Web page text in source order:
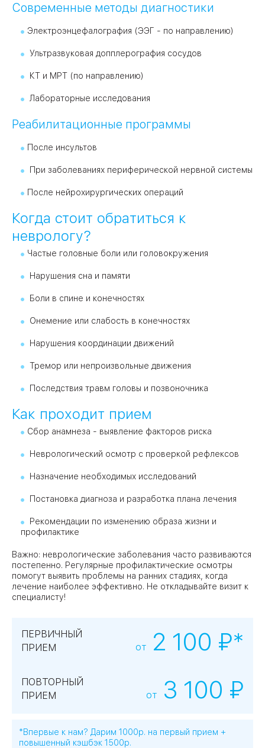
Современные методы диагностики
Электроэнцефалография (ЭЭГ - по направлению)
Ультразвуковая допплерография сосудов
КТ и МРТ (по направлению)
Лабораторные исследования
Реабилитационные программы
После инсультов
При заболеваниях периферической нервной системы
После нейрохирургических операций
Когда стоит обратиться к
неврологу?
Частые головные боли или головокружения
Нарушения сна и памяти
Боли в спине и конечностях
Онемение или слабость в конечностях
Нарушения координации движений
Тремор или непроизвольные движения
Последствия травм головы и позвоночника
Как проходит прием
Сбор анамнеза - выявление факторов риска
Неврологический осмотр с проверкой рефлексов
Назначение необходимых исследований
Постановка диагноза и разработка плана лечения
Рекомендации по изменению образа жизни и
профилактике
Важно: неврологические заболевания часто развиваются
постепенно. Регулярные профилактические осмотры
помогут выявить проблемы на ранних стадиях, когда
лечение наиболее эффективно. Не откладывайте визит к
специалисту!
ПЕРВИЧНЫЙ
ПРИЕМ
от 2 100 ₽*
ПОВТОРНЫЙ
ПРИЕМ
от 3 100 ₽
*Впервые к нам? Дарим 1000р. на первый прием +
повышенный кэшбэк 1500р.